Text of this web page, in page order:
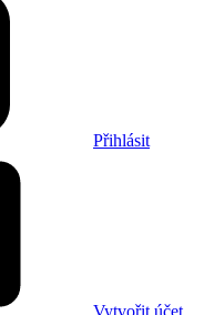
Přihlásit
Vytvořit účet